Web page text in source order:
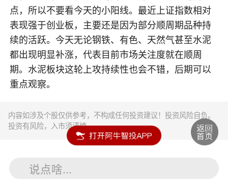
点，所以不要看今天的小阳线。最近上证指数相对
表现强于创业板，主要还是因为部分顺周期品种持
续的活跃。今天无论钢铁、有色、天然气甚至水泥
都出现明显补涨，代表目前市场关注度就在顺周
期。水泥板块这轮上攻持续性也会不错，后期可以
重点观察。
内容如涉及个股仅供参考，不构成任何投资建议！投资风险自负。
投资有风险，入市须谨慎。
说点啥...